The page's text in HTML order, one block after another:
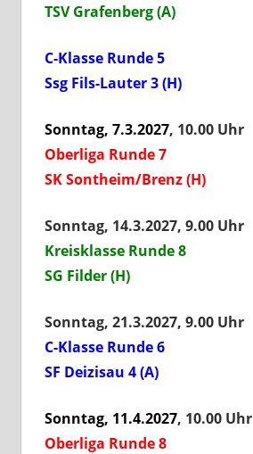
TSV Grafenberg (A)
C-Klasse Runde 5
Ssg Fils-Lauter 3 (H)
Sonntag, 7.3.2027, 10.00 Uhr
Oberliga Runde 7
SK Sontheim/Brenz (H)
Sonntag, 14.3.2027, 9.00 Uhr
Kreisklasse Runde 8
SG Filder (H)
Sonntag, 21.3.2027, 9.00 Uhr
C-Klasse Runde 6
SF Deizisau 4 (A)
Sonntag, 11.4.2027, 10.00 Uhr
Oberliga Runde 8